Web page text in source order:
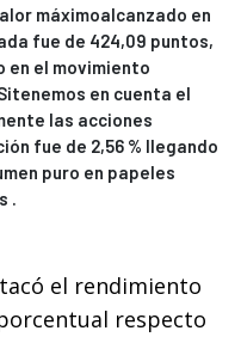
máximoalcanzado en
fue de 424,09 puntos,
en el movimiento
en cuenta el
las acciones
fue de 2,56 % llegando
puro en papeles
.
el rendimiento
respecto